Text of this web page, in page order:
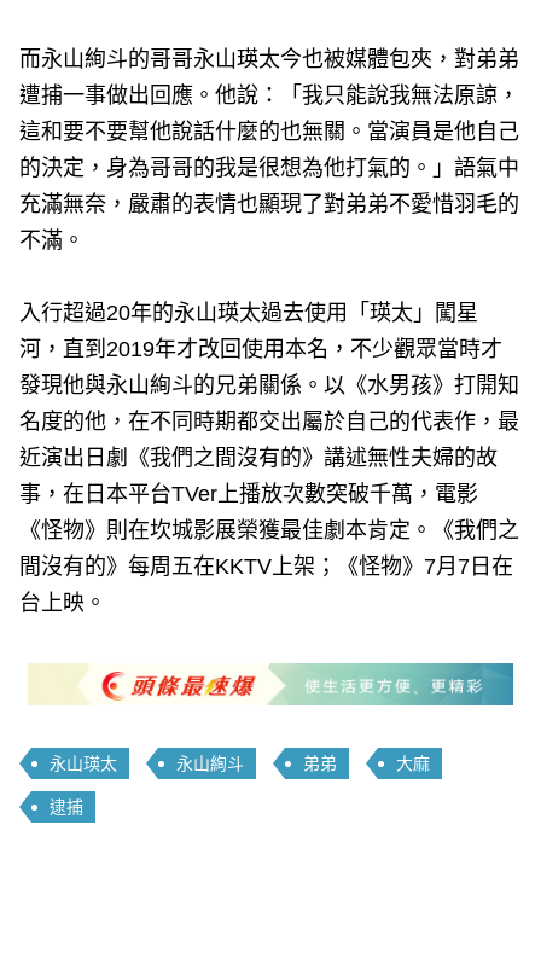
而永山絢斗的哥哥永山瑛太今也被媒體包夾，對弟弟
遭捕一事做出回應。他說：「我只能說我無法原諒，
這和要不要幫他說話什麼的也無關。當演員是他自己
的決定，身為哥哥的我是很想為他打氣的。」語氣中
充滿無奈，嚴肅的表情也顯現了對弟弟不愛惜羽毛的
不滿。
入行超過20年的永山瑛太過去使用「瑛太」闖星
河，直到2019年才改回使用本名，不少觀眾當時才
發現他與永山絢斗的兄弟關係。以《水男孩》打開知
名度的他，在不同時期都交出屬於自己的代表作，最
近演出日劇《我們之間沒有的》講述無性夫婦的故
事，在日本平台TVer上播放次數突破千萬，電影
《怪物》則在坎城影展榮獲最佳劇本肯定。《我們之
間沒有的》每周五在KKTV上架；《怪物》7月7日在
台上映。
永山瑛太 永山絢斗 弟弟 大麻
逮捕